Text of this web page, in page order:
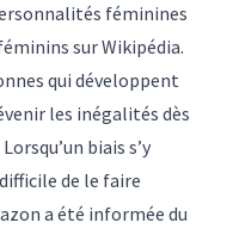
féminines
sur Wikipédia.
qui développent
les inégalités dès
biais s’y
de le faire
a été informée du